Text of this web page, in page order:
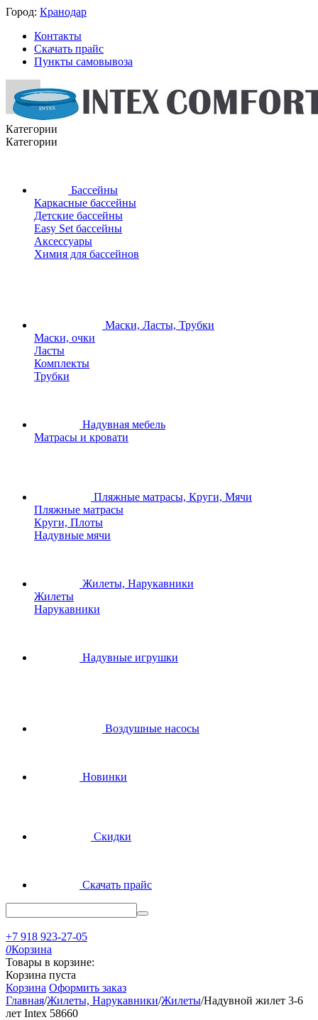
Город: Кранодар
Контакты
Скачать прайс
Пункты самовывоза
Категории
Категории
Бассейны
Каркасные бассейны
Детские бассейны
Easy Set бассейны
Аксессуары
Химия для бассейнов
Маски, Ласты, Трубки
Маски, очки
Ласты
Комплекты
Трубки
Надувная мебель
Матрасы и кровати
Пляжные матрасы, Круги, Мячи
Пляжные матрасы
Круги, Плоты
Надувные мячи
Жилеты, Нарукавники
Жилеты
Нарукавники
Надувные игрушки
Воздушные насосы
Новинки
Скидки
Скачать прайс
+7 918 923-27-05
0Корзина
Товары в корзине:
Корзина пуста
Корзина Оформить заказ
Главная/Жилеты, Нарукавники/Жилеты/Надувной жилет 3-6
лет Intex 58660